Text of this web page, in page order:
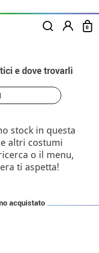
0
e dove trovarli
stock in questa
altri costumi
o il menu,
ti aspetta!
acquistato